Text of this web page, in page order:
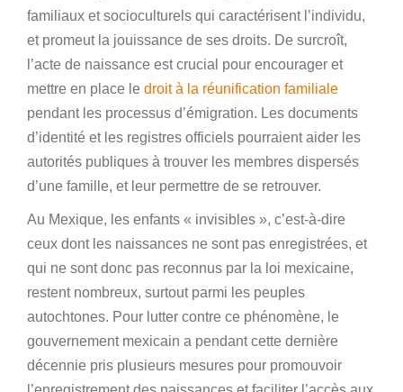
familiaux et socioculturels qui caractérisent l’individu,
et promeut la jouissance de ses droits. De surcroît,
l’acte de naissance est crucial pour encourager et
mettre en place le droit à la réunification familiale
pendant les processus d’émigration. Les documents
d’identité et les registres officiels pourraient aider les
autorités publiques à trouver les membres dispersés
d’une famille, et leur permettre de se retrouver.
Au Mexique, les enfants « invisibles », c’est-à-dire
ceux dont les naissances ne sont pas enregistrées, et
qui ne sont donc pas reconnus par la loi mexicaine,
restent nombreux, surtout parmi les peuples
autochtones. Pour lutter contre ce phénomène, le
gouvernement mexicain a pendant cette dernière
décennie pris plusieurs mesures pour promouvoir